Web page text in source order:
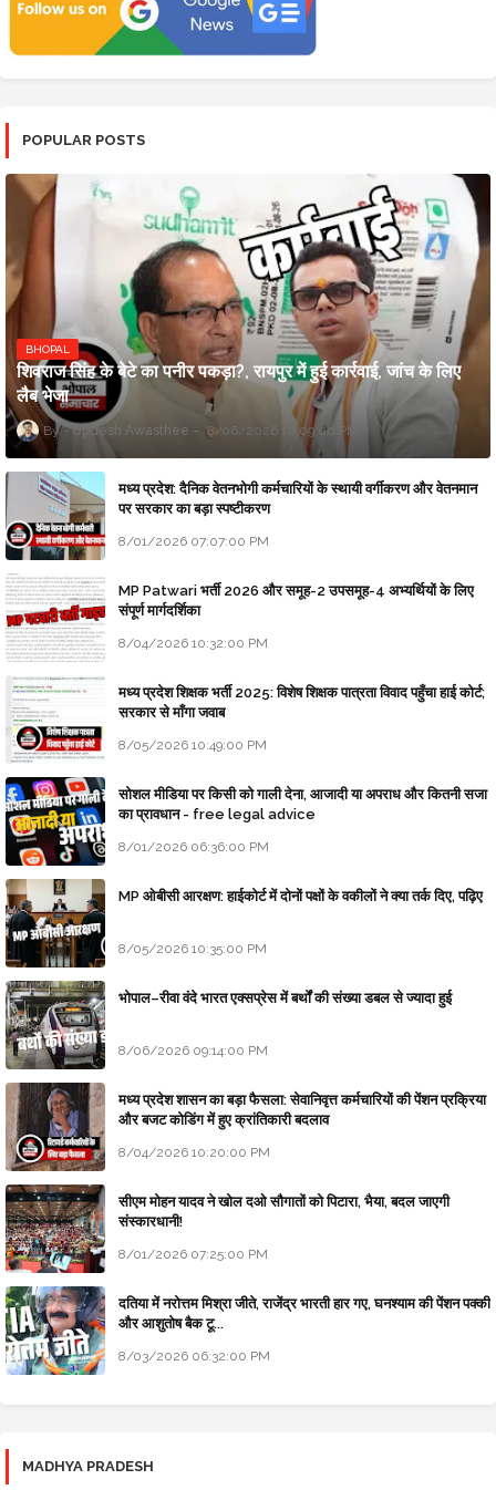
POPULAR POSTS
BHOPAL
शिवराज सिंह के बेटे का पनीर पकड़ा?, रायपुर में हुई कार्रवाई, जांच के लिए
लैब भेजा
Updesh Awasthee 8/06/2026 10:09:00 PM
मध्य प्रदेश: दैनिक वेतनभोगी कर्मचारियों के स्थायी वर्गीकरण और वेतनमान
पर सरकार का बड़ा स्पष्टीकरण
8/01/2026 07:07:00 PM
MP Patwari भर्ती 2026 और समूह-2 उपसमूह-4 अभ्यर्थियों के लिए
संपूर्ण मार्गदर्शिका
8/04/2026 10:32:00 PM
मध्य प्रदेश शिक्षक भर्ती 2025: विशेष शिक्षक पात्रता विवाद पहुँचा हाई कोर्ट;
सरकार से माँगा जवाब
8/05/2026 10:49:00 PM
सोशल मीडिया पर किसी को गाली देना, आजादी या अपराध और कितनी सजा
का प्रावधान - free legal advice
8/01/2026 06:36:00 PM
MP ओबीसी आरक्षण: हाईकोर्ट में दोनों पक्षों के वकीलों ने क्या तर्क दिए, पढ़िए
8/05/2026 10:35:00 PM
भोपाल–रीवा वंदे भारत एक्सप्रेस में बर्थों की संख्या डबल से ज्यादा हुई
8/06/2026 09:14:00 PM
मध्य प्रदेश शासन का बड़ा फैसला: सेवानिवृत्त कर्मचारियों की पेंशन प्रक्रिया
और बजट कोडिंग में हुए क्रांतिकारी बदलाव
8/04/2026 10:20:00 PM
सीएम मोहन यादव ने खोल दओ सौगातों को पिटारा, भैया, बदल जाएगी
संस्कारधानी!
8/01/2026 07:25:00 PM
दतिया में नरोत्तम मिश्रा जीते, राजेंद्र भारती हार गए, घनश्याम की पेंशन पक्की
और आशुतोष बैक टू...
8/03/2026 06:32:00 PM
MADHYA PRADESH